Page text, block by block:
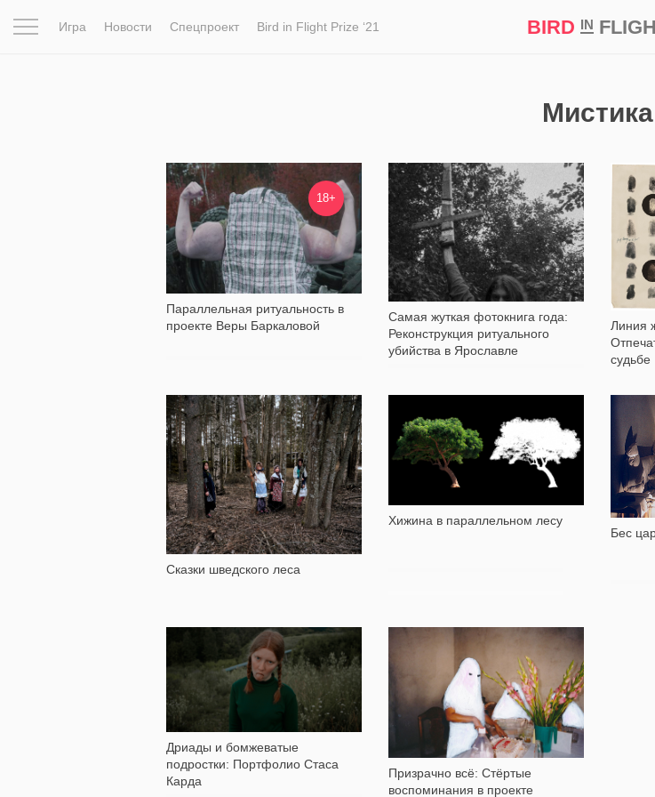
Игра Новости Спецпроект Bird in Flight Prize ‘21 BIRD IN
Мистика
18+
Параллельная ритуальность в
проекте Веры Баркаловой
3 046
Самая жуткая фотокнига года:
Реконструкция ритуального
убийства в Ярославле
29 621
Линия
судьбе
Сказки шведского леса
2 623
Хижина в параллельном лесу
5 838
Бес
Дриады и бомжеватые
подростки: Портфолио Стаса
Карда
Призрачно всё: Стёртые
воспоминания в проекте